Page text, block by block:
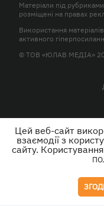
Матеріали під
розміщені на правах
Використання
активного
© ТОВ «ЮЛАВ МЕДІА»
Цей веб-сайт
взаємодії з
сайту.